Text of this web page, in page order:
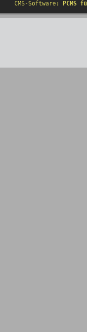
CMS-Software: PCMS